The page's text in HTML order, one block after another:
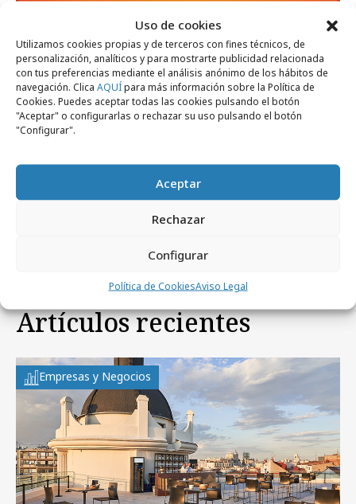
Uso de cookies
Utilizamos cookies propias y de terceros con fines técnicos, de
personalización, analíticos y para mostrarte publicidad relacionada
con tus preferencias mediante el análisis anónimo de los hábitos de
navegación. Clica AQUÍpara más información sobre la Política de
Cookies. Puedes aceptar todas las cookies pulsando el botón
"Aceptar" o configurarlas o rechazar su uso pulsando el botón
"Configurar".
Aceptar
Rechazar
Configurar
Política de CookiesAviso Legal
lunes, 8 de febrero 2016
GfK impulsa su digitalización con la
adquisición de Netquest
viernes, 20 de septiembre 2013
Netquest abre nueva oficina en Nueva York
Artículos recientes
Empresas y Negocios